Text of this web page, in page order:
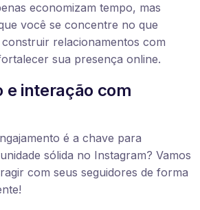
economizam tempo, mas
você se concentre no que
relacionamentos com
sua presença online.
e interação com
é a chave para
sólida no Instagram? Vamos
com seus seguidores de forma